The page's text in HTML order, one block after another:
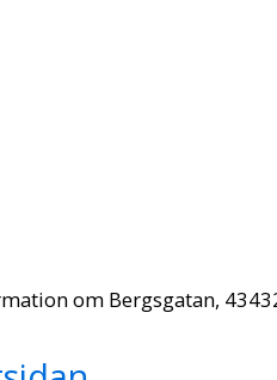
om Bergsgatan,